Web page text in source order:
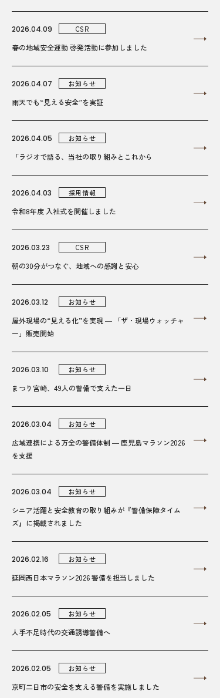
2026.04.09 CSR
春の地域安全運動 啓発活動に参加しました
2026.04.07 お知らせ
雨天でも“見える安全”を実証
2026.04.05 お知らせ
「ラジオで語る、当社の取り組みとこれから
2026.04.03 採用情報
令和8年度 入社式を開催しました
2026.03.23 CSR
朝の30分がつなぐ、地域への感謝と安心
2026.03.12 お知らせ
屋外現場の“見える化”を実現 ― 「ザ・現場ウォッチャ
ー」販売開始
2026.03.10 お知らせ
まつり宮崎、49人の警備で支えた一日
2026.03.04 お知らせ
広域連携による万全の警備体制 ― 鹿児島マラソン2026
を支援
2026.03.04 お知らせ
シニア活躍と安全教育の取り組みが『警備保障タイム
ズ』に掲載されました
2026.02.16 お知らせ
延岡西日本マラソン2026 警備を担当しました
2026.02.05 お知らせ
人手不足時代の交通誘導警備へ
2026.02.05 お知らせ
京町二日市の安全を支える警備を実施しました